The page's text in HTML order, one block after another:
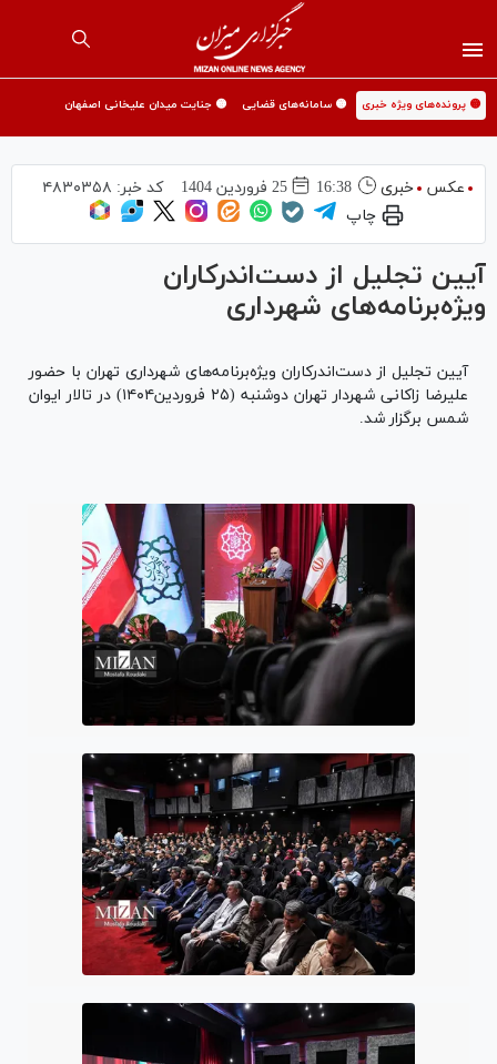
🟡 پرونده‌های ویژه خبری 🟡 سامانه‌های قضایی 🟡 جنایت میدان علیخانی اصفهان
عکس خبری 16:38 25 فروردين 1404 کد خبر: ۴۸۳۰۳۵۸
چاپ
آیین تجلیل از دست‌اندرکاران
ویژه‌برنامه‌های شهرداری
آیین تجلیل از دست‌اندرکاران ویژه‌برنامه‌های شهرداری تهران با حضور
علیرضا زاکانی شهردار تهران دوشنبه (۲۵ فروردین‌۱۴۰۴) در تالار ایوان
شمس برگزار شد.